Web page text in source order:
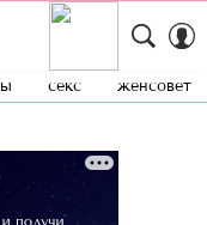
секс женсовет